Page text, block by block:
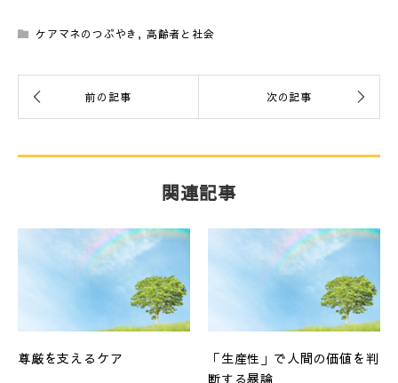
ケアマネのつぶやき , 高齢者と社会
関連記事
尊厳を支えるケア
「生産性」で人間の価値を判
断する暴論